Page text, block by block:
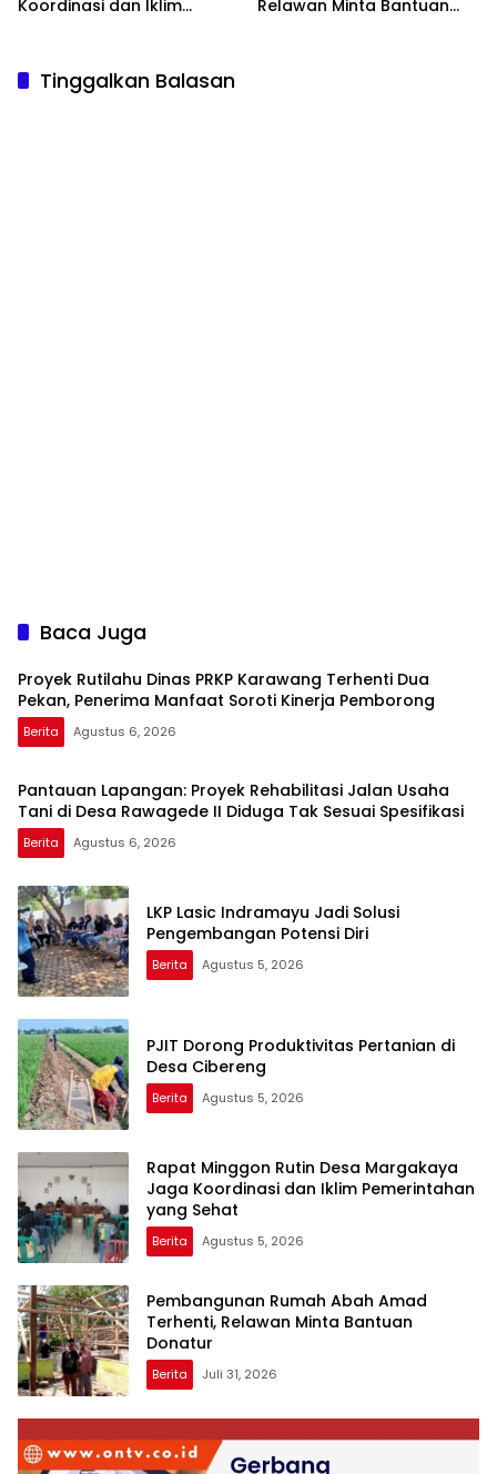
Koordinasi dan Iklim
Relawan Minta Bantuan
Tinggalkan Balasan
Baca Juga
Proyek Rutilahu Dinas PRKP Karawang Terhenti Dua
Pekan, Penerima Manfaat Soroti Kinerja Pemborong
Berita Agustus 6, 2026
Pantauan Lapangan: Proyek Rehabilitasi Jalan Usaha
Tani di Desa Rawagede II Diduga Tak Sesuai Spesifikasi
Berita Agustus 6, 2026
LKP Lasic Indramayu Jadi Solusi
Pengembangan Potensi Diri
Berita Agustus 5, 2026
PJIT Dorong Produktivitas Pertanian di
Desa Cibereng
Berita Agustus 5, 2026
Rapat Minggon Rutin Desa Margakaya
Jaga Koordinasi dan Iklim Pemerintahan
yang Sehat
Berita Agustus 5, 2026
Pembangunan Rumah Abah Amad
Terhenti, Relawan Minta Bantuan
Donatur
Berita Juli 31, 2026